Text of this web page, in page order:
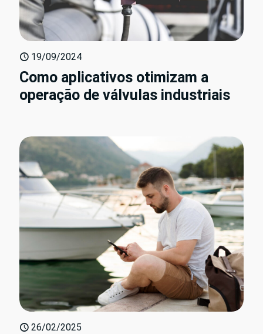
19/09/2024
Como aplicativos otimizam a
operação de válvulas industriais
26/02/2025